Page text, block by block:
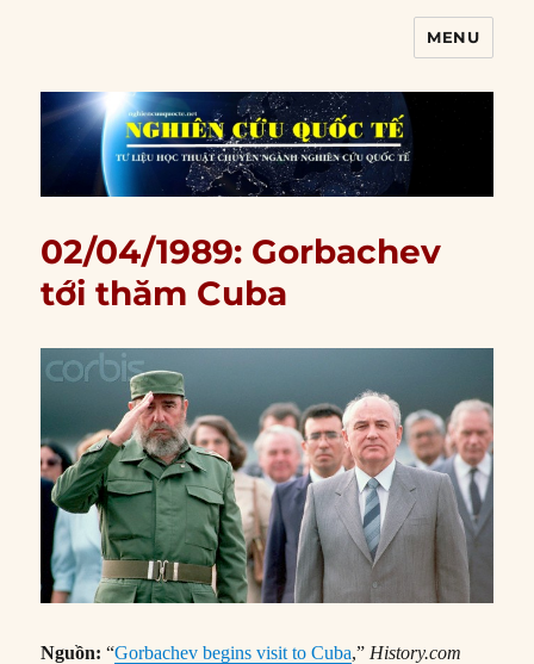
MENU
02/04/1989: Gorbachev
tới thăm Cuba
Nguồn: “Gorbachev begins visit to Cuba,” History.com